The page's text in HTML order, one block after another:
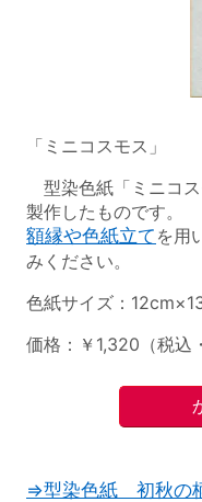
「ミニコスモス」
型染色紙「ミニコ
製作したものです。
額縁や色紙立て を用
みください。
色紙サイズ：
価格：￥1,320（税込・
⇒型染色紙 初秋の